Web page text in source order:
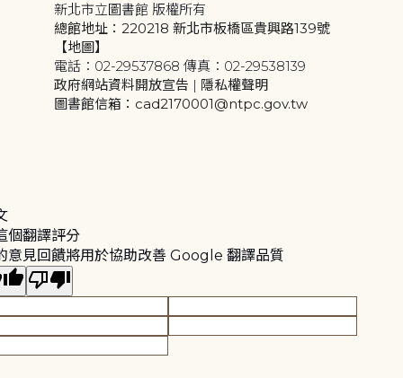
新北市立圖書館 版權所有
總館地址：220218 新北市板橋區貴興路139號
【地圖】
電話：02-29537868 傳真：02-29538139
政府網站資料開放宣告 | 隱私權聲明
圖書館信箱：cad2170001@ntpc.gov.tw
個翻譯評分
意見回饋將用於協助改善 Google 翻譯品質